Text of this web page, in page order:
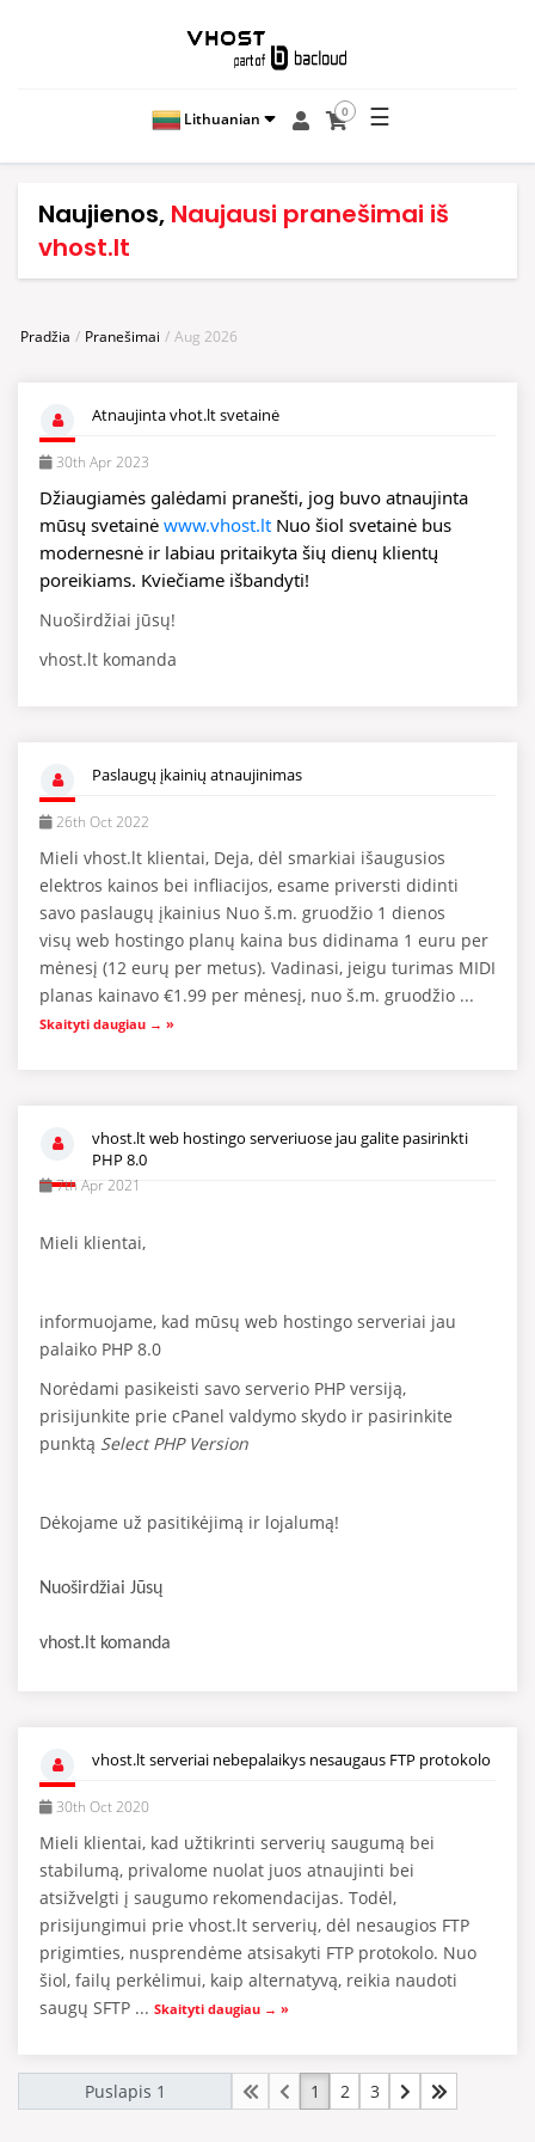
Lithuanian 0 ☰
Naujienos, Naujausi pranešimai iš
vhost.lt
Pradžia Pranešimai Aug 2026
Atnaujinta vhot.lt svetainė
30th Apr 2023
Džiaugiamės galėdami pranešti, jog buvo atnaujinta
mūsų svetainė www.vhost.lt Nuo šiol svetainė bus
modernesnė ir labiau pritaikyta šių dienų klientų
poreikiams. Kviečiame išbandyti!
Nuoširdžiai jūsų!
vhost.lt komanda
Paslaugų įkainių atnaujinimas
26th Oct 2022
Mieli vhost.lt klientai, Deja, dėl smarkiai išaugusios
elektros kainos bei infliacijos, esame priversti didinti
savo paslaugų įkainius Nuo š.m. gruodžio 1 dienos
visų web hostingo planų kaina bus didinama 1 euru per
mėnesį (12 eurų per metus). Vadinasi, jeigu turimas MIDI
planas kainavo €1.99 per mėnesį, nuo š.m. gruodžio ...
Skaityti daugiau → »
vhost.lt web hostingo serveriuose jau galite pasirinkti
PHP 8.0
7th Apr 2021
Mieli klientai,
informuojame, kad mūsų web hostingo serveriai jau
palaiko PHP 8.0
Norėdami pasikeisti savo serverio PHP versiją,
prisijunkite prie cPanel valdymo skydo ir pasirinkite
punktą Select PHP Version
Dėkojame už pasitikėjimą ir lojalumą!
Nuoširdžiai Jūsų
vhost.lt komanda
vhost.lt serveriai nebepalaikys nesaugaus FTP protokolo
30th Oct 2020
Mieli klientai, kad užtikrinti serverių saugumą bei
stabilumą, privalome nuolat juos atnaujinti bei
atsižvelgti į saugumo rekomendacijas. Todėl,
prisijungimui prie vhost.lt serverių, dėl nesaugios FTP
prigimties, nusprendėme atsisakyti FTP protokolo. Nuo
šiol, failų perkėlimui, kaip alternatyvą, reikia naudoti
saugų SFTP ... Skaityti daugiau → »
1 2 3